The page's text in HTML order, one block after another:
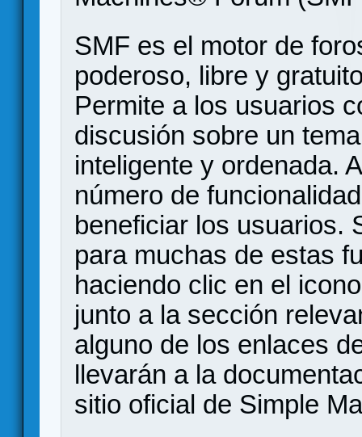
SMF es el motor de
poderoso, libre y
Permite a los usuarios
discusión sobre un
inteligente y ordenada.
número de
beneficiar los usuarios.
para muchas de estas
haciendo clic en el
junto a la sección
alguno de los enlaces
llevarán a la
sitio oficial de Simple